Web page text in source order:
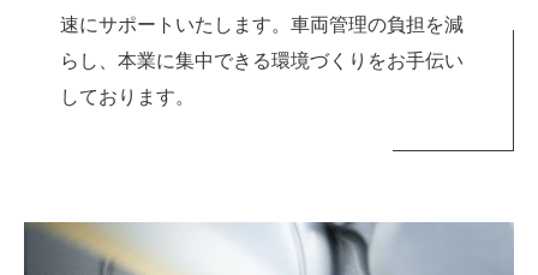
速にサポートいたします。車両管理の負担を減
らし、本業に集中できる環境づくりをお手伝い
しております。